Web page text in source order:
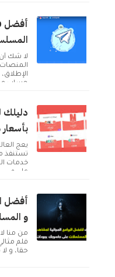
لا شك
المنصات
حساب و
يعج
تستنفذ
خدمات
على م...
أفضل
و
من منا
فلم
حقا، و